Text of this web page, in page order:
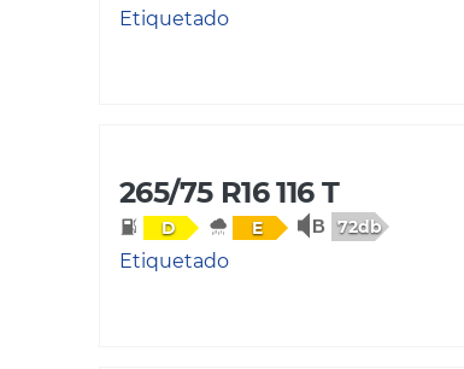
Etiquetado
265/75 R16 116 T
D E 72db
Etiquetado